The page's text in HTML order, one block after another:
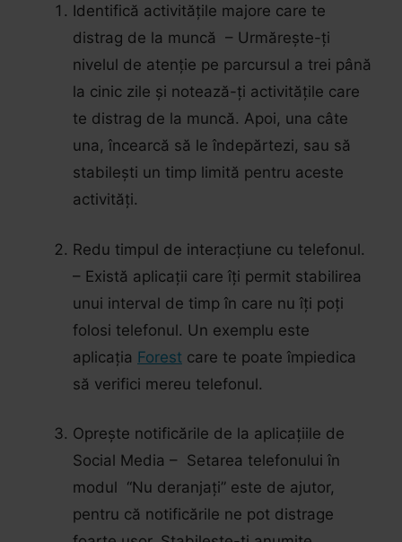
Identifică activitățile majore care te
distrag de la muncă – Urmărește-ți
nivelul de atenție pe parcursul a trei până
la cinic zile și notează-ți activitățile care
te distrag de la muncă. Apoi, una câte
una, încearcă să le îndepărtezi, sau să
stabilești un timp limită pentru aceste
activități.
Redu timpul de interacțiune cu telefonul.
– Există aplicații care îți permit stabilirea
unui interval de timp în care nu îți poți
folosi telefonul. Un exemplu este
aplicația Forest care te poate împiedica
să verifici mereu telefonul.
Oprește notificările de la aplicațiile de
Social Media – Setarea telefonului în
modul “Nu deranjați” este de ajutor,
pentru că notificările ne pot distrage